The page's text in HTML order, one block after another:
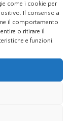
come i cookie per
Il consenso a
il comportamento
o ritirare il
e funzioni.